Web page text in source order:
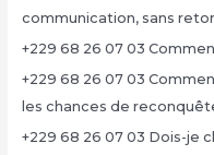
communication, sans
+229 68 26 07 03
+229 68 26 07 03
les chances de
+229 68 26 07 03 Dois-je